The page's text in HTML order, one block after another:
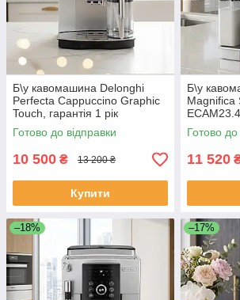
Б\у кавомашина Delonghi
Perfecta Cappuccino Graphic
Touch, гарантія 1 рік
Готово до відправки
10 500 ₴ 13 200 ₴
Купити
Б\у
Magnifica
Готово до
11 520
–18% –17%